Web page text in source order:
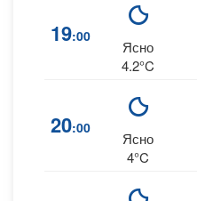
19:00
Ясно
4.2°C
20:00
Ясно
4°C